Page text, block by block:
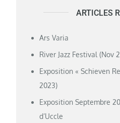
ARTICLES
Ars Varia
River Jazz Festival (Nov
Exposition « Schieven
2023)
Exposition Septembre
d’Uccle